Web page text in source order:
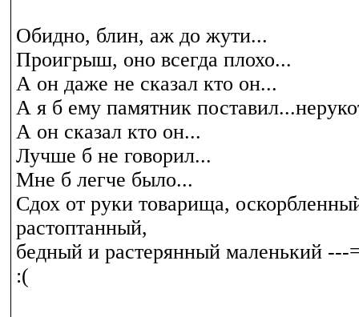
Обидно, блин, аж до жути...
Проигрыш, оно всегда плохо...
А он даже не сказал кто он...
А я б ему памятник
А он сказал кто он...
Лучше б не говорил...
Мне б легче было...
Сдох от руки товарища,
растоптанный,
бедный и растерянный маленький ---
:(